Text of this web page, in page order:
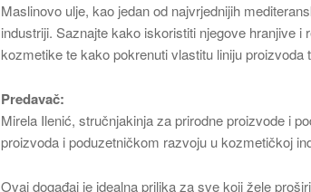
Maslinovo ulje, kao jedan od najvrjednijih
industriji. Saznajte kako iskoristiti njegove hranjive
kozmetike te kako pokrenuti vlastitu liniju proizvoda
Predavač:
Mirela Ilenić, stručnjakinja za prirodne proizvode i
proizvoda i poduzetničkom razvoju u kozmetičkoj
Ovaj događaj je idealna prilika za sve koji žele